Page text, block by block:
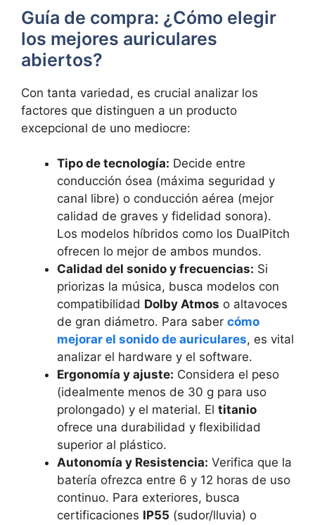
Guía de compra: ¿Cómo elegir
los mejores auriculares
abiertos?
Con tanta variedad, es crucial analizar los
factores que distinguen a un producto
excepcional de uno mediocre:
Tipo de tecnología: Decide entre
conducción ósea (máxima seguridad y
canal libre) o conducción aérea (mejor
calidad de graves y fidelidad sonora).
Los modelos híbridos como los DualPitch
ofrecen lo mejor de ambos mundos.
Calidad del sonido y frecuencias: Si
priorizas la música, busca modelos con
compatibilidad Dolby Atmos o altavoces
de gran diámetro. Para saber cómo
mejorar el sonido de auriculares, es vital
analizar el hardware y el software.
Ergonomía y ajuste: Considera el peso
(idealmente menos de 30 g para uso
prolongado) y el material. El titanio
ofrece una durabilidad y flexibilidad
superior al plástico.
Autonomía y Resistencia: Verifica que la
batería ofrezca entre 6 y 12 horas de uso
continuo. Para exteriores, busca
certificaciones IP55 (sudor/lluvia) o